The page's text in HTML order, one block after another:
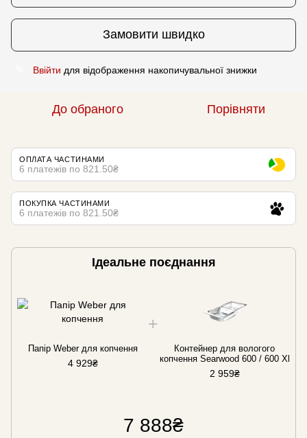
Замовити швидко
Ввійти для відображення накопичувальної знижки
До обраного Порівняти
ОПЛАТА ЧАСТИНАМИ
6 платежів по 821.50₴
ПОКУПКА ЧАСТИНАМИ
6 платежів по 821.50₴
Ідеальне поєднання
Папір Weber для копчення
4 929₴
Контейнер для вологого
копчення Searwood 600 / 600 Xl
2 959₴
7 888₴